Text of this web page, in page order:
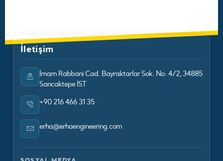
İletişim
İmam Rabbani Cad. Bayraktarlar Sok. No: 4/2, 34885
Sancaktepe İST
+90 216 466 31 35
erha@erhaengineering.com